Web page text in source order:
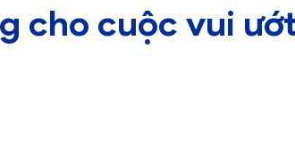
cho cuộc vui